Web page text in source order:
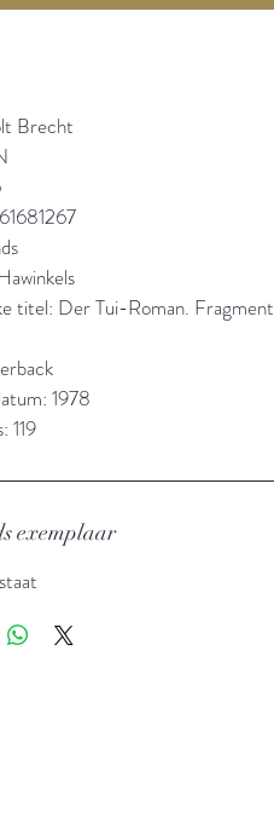
Brecht
titel: Der Tui-Roman. Fragment
1978
119
exemplaar